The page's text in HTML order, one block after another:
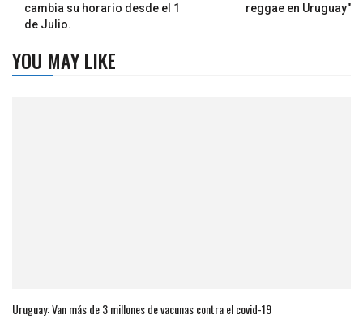
cambia su horario desde el 1
de Julio.
reggae en Uruguay"
YOU MAY LIKE
Uruguay: Van más de 3 millones de vacunas contra el covid-19